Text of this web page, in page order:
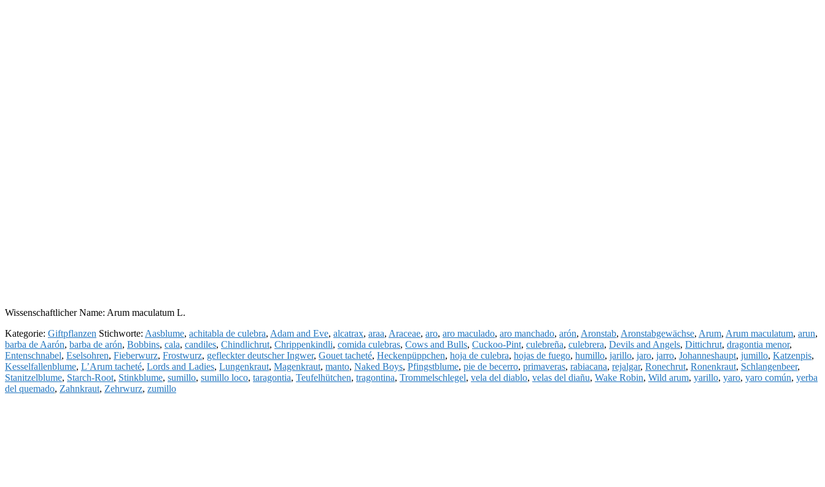
Wissenschaftlicher Name: Arum maculatum L.
Kategorie: Giftpflanzen Stichworte: Aasblume, achitabla de culebra, Adam and Eve, alcatrax, araa, Araceae, aro, aro maculado, aro manchado, arón, Aronstab, Aronstabgewächse, Arum, Arum maculatum, arun,
barba de Aarón, barba de arón, Bobbins, cala, candiles, Chindlichrut, Chrippenkindli, comida culebras, Cows and Bulls, Cuckoo-Pint, culebreña, culebrera, Devils and Angels, Dittichrut, dragontia menor,
Entenschnabel, Eselsohren, Fieberwurz, Frostwurz, gefleckter deutscher Ingwer, Gouet tacheté, Heckenpüppchen, hoja de culebra, hojas de fuego, humillo, jarillo, jaro, jarro, Johanneshaupt, jumillo, Katzenpis,
Kesselfallenblume, L’Arum tacheté, Lords and Ladies, Lungenkraut, Magenkraut, manto, Naked Boys, Pfingstblume, pie de becerro, primaveras, rabiacana, rejalgar, Ronechrut, Ronenkraut, Schlangenbeer,
Stanitzelblume, Starch-Root, Stinkblume, sumillo, sumillo loco, taragontia, Teufelhütchen, tragontina, Trommelschlegel, vela del diablo, velas del diañu, Wake Robin, Wild arum, yarillo, yaro, yaro común, yerba
del quemado, Zahnkraut, Zehrwurz, zumillo